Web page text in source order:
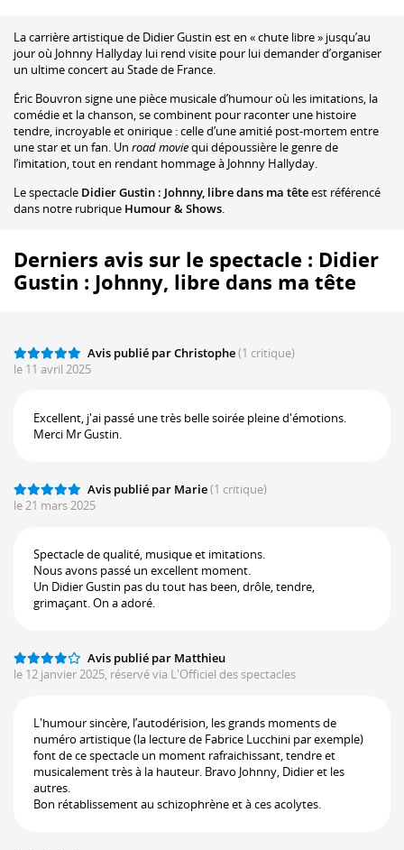
La carrière artistique de Didier Gustin est en « chute libre » jusqu’au
jour où Johnny Hallyday lui rend visite pour lui demander d’organiser
un ultime concert au Stade de France.
Éric Bouvron signe une pièce musicale d’humour où les imitations, la
comédie et la chanson, se combinent pour raconter une histoire
tendre, incroyable et onirique : celle d’une amitié post-mortem entre
une star et un fan. Un road moviequi dépoussière le genre de
l’imitation, tout en rendant hommage à Johnny Hallyday.
Le spectacle Didier Gustin : Johnny, libre dans ma têteest référencé
dans notre rubrique Humour & Shows.
Derniers avis sur le spectacle : Didier
Gustin : Johnny, libre dans ma tête
Avis publié par Christophe(1 critique)
le 11 avril 2025
Excellent, j'ai passé une très belle soirée pleine d'émotions.
Merci Mr Gustin.
Avis publié par Marie(1 critique)
le 21 mars 2025
Spectacle de qualité, musique et imitations.
Nous avons passé un excellent moment.
Un Didier Gustin pas du tout has been, drôle, tendre,
grimaçant. On a adoré.
Avis publié par Matthieu
le 12 janvier 2025, réservé via L'Officiel des spectacles
L'humour sincère, l’autodérision, les grands moments de
numéro artistique (la lecture de Fabrice Lucchini par exemple)
font de ce spectacle un moment rafraichissant, tendre et
musicalement très à la hauteur. Bravo Johnny, Didier et les
autres.
Bon rétablissement au schizophrène et à ces acolytes.